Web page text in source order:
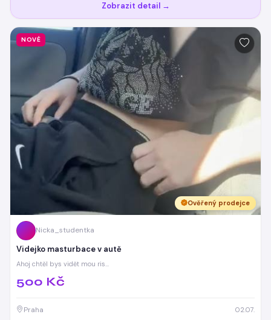
Zobrazit detail →
NOVÉ
Ověřený prodejce
Nicka_studentka
Videjko masturbace v autě
Ahoj chtěl bys vidět mou ris…
500 Kč
Praha 02.07.